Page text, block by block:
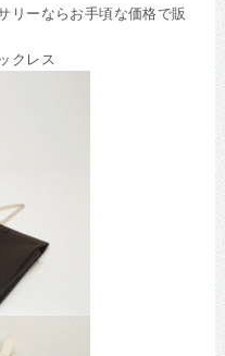
リーならお手頃な価格で販
クレス